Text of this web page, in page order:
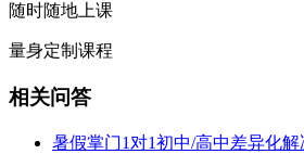
随时随地上课
量身定制课程
相关问答
暑假掌门1对1初中/高中差异化解